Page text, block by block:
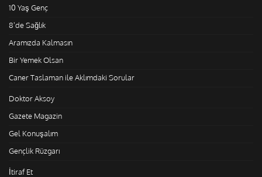
10 Yaş Genç
8'de Sağlık
Aramızda Kalmasın
Bir Yemek Olsan
Caner Taslaman ile Aklımdaki Sorular
Doktor Aksoy
Gazete Magazin
Gel Konuşalım
Gençlik Rüzgarı
İtiraf Et